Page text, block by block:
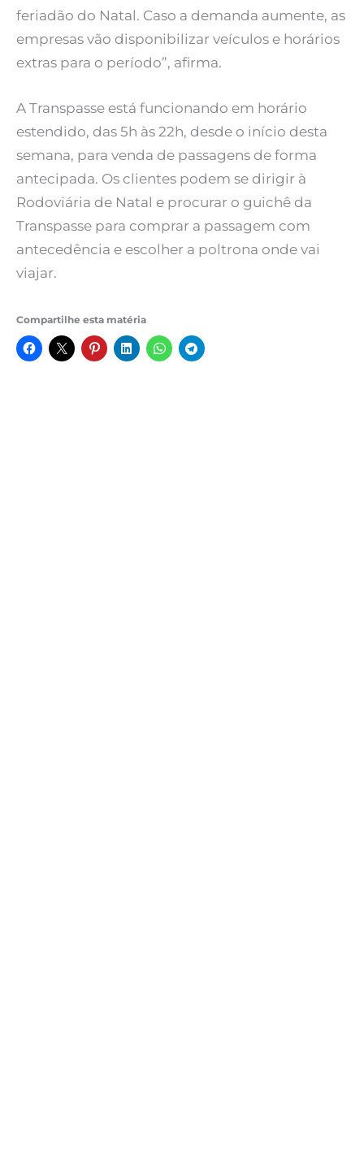
feriadão do Natal. Caso a demanda aumente, as
empresas vão disponibilizar veículos e horários
extras para o período”, afirma.
A Transpasse está funcionando em horário
estendido, das 5h às 22h, desde o início desta
semana, para venda de passagens de forma
antecipada. Os clientes podem se dirigir à
Rodoviária de Natal e procurar o guichê da
Transpasse para comprar a passagem com
antecedência e escolher a poltrona onde vai
viajar.
Compartilhe esta matéria